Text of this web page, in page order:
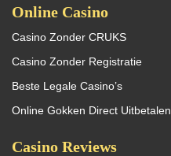
Online Casino
Casino Zonder CRUKS
Casino Zonder Registratie
Beste Legale Casino’s
Online Gokken Direct Uitbetalen
Casino Reviews